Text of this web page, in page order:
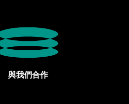
與我們合作